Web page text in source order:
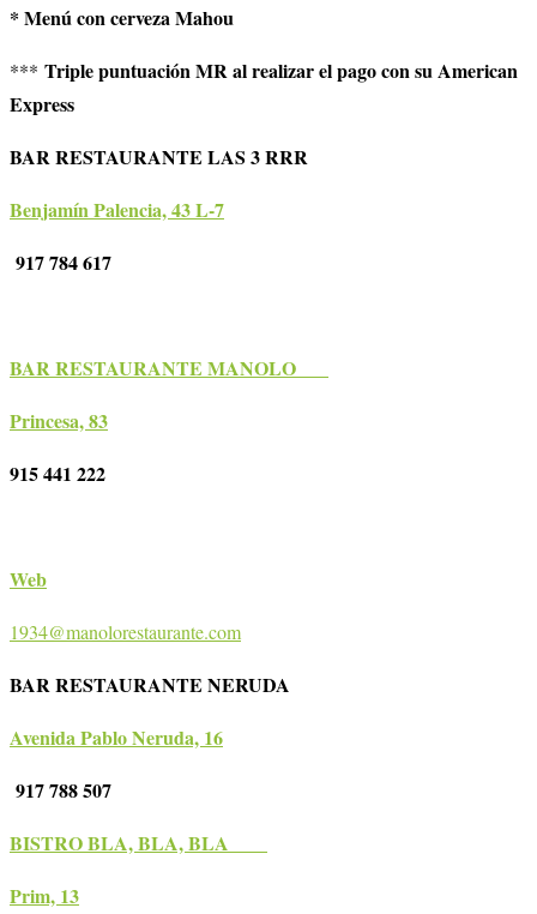
* Menú con cerveza Mahou
*** Triple puntuación MR al realizar el pago con su American
Express
BAR RESTAURANTE LAS 3 RRR
Benjamín Palencia, 43 L-7
917 784 617
BAR RESTAURANTE MANOLO
Princesa, 83
915 441 222
Web
1934@manolorestaurante.com
BAR RESTAURANTE NERUDA
Avenida Pablo Neruda, 16
917 788 507
BISTRO BLA, BLA, BLA
Prim, 13